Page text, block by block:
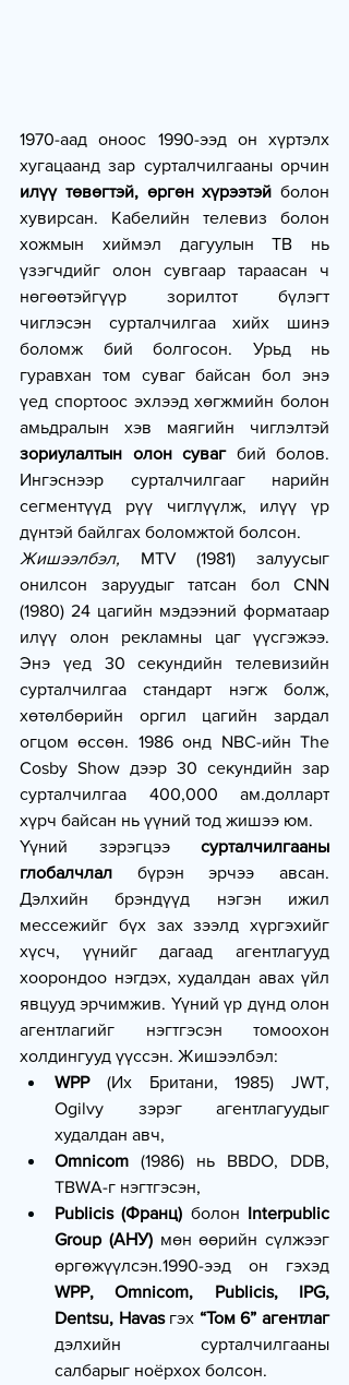
1970-аад оноос 1990-ээд он хүртэлх
илүү төвөгтэй, өргөн хүрээтэй болон
хувирсан. Кабелийн телевиз болон
хожмын хиймэл дагуулын ТВ нь
үзэгчдийг олон сувгаар тараасан ч
нөгөөтэйгүүр зорилтот бүлэгт
чиглэсэн сурталчилгаа хийх шинэ
боломж бий болгосон. Урьд нь
гуравхан том суваг байсан бол энэ
үед спортоос эхлээд хөгжмийн болон
зориулалтын олон суваг бий болов.
Ингэснээр сурталчилгааг нарийн
сегментүүд рүү чиглүүлж, илүү үр
дүнтэй байлгах боломжтой болсон.
Жишээлбэл, MTV (1981) залуусыг
онилсон заруудыг татсан бол CNN
(1980) 24 цагийн мэдээний форматаар
илүү олон рекламны цаг үүсгэжээ.
Энэ үед 30 секундийн телевизийн
сурталчилгаа стандарт нэгж болж,
хөтөлбөрийн оргил цагийн зардал
огцом өссөн. 1986 онд NBC-ийн The
Cosby Show дээр 30 секундийн зар
сурталчилгаа 400,000 ам.долларт
хүрч байсан нь үүний тод жишээ юм.
Үүний зэрэгцээ сурталчилгааны
глобалчлал бүрэн эрчээ авсан.
Дэлхийн брэндүүд нэгэн ижил
мессежийг бүх зах зээлд хүргэхийг
хүсч, үүнийг дагаад агентлагууд
хоорондоо нэгдэх, худалдан авах үйл
явцууд эрчимжив. Үүний үр дүнд олон
агентлагийг нэгтгэсэн томоохон
холдингууд үүссэн. Жишээлбэл:
WPP (Их Британи, 1985) JWT,
Ogilvy зэрэг агентлагуудыг
худалдан авч,
Omnicom (1986) нь BBDO, DDB,
TBWA-г нэгтгэсэн,
Publicis (Франц) болон Interpublic
Group (АНУ) мөн өөрийн сүлжээг
WPP, Omnicom, Publicis, IPG,
Dentsu, Havas гэх “Том 6” агентлаг
дэлхийн сурталчилгааны
салбарыг ноёрхох болсон.